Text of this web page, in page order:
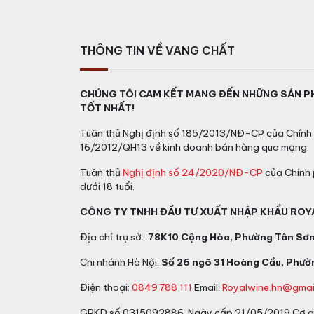
THÔNG TIN VỀ VANG CHẤT
CHÚNG TÔI CAM KẾT MANG ĐẾN NHỮNG SẢN
TỐT NHẤT!
Tuân thủ Nghị định số 185/2013/NĐ-CP của
16/2012/QH13 về kinh doanh bán hàng qua mạng.
Tuân thủ Nghị định số 24/2020/NĐ-CP của Chính
dưới 18 tuổi.
CÔNG TY TNHH ĐẦU TƯ XUẤT NHẬP KHẨU
Địa chỉ trụ sở: 78K10 Cộng Hòa, Phường Tân
Chi nhánh Hà Nội: Số 26 ngõ 31 Hoàng Cầu,
Điện thoại: 0849 788 111 Email: